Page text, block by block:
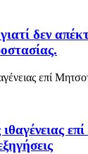
δεν
ιθαγένειας